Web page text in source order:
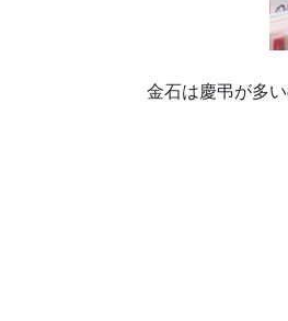
金石は慶弔が多